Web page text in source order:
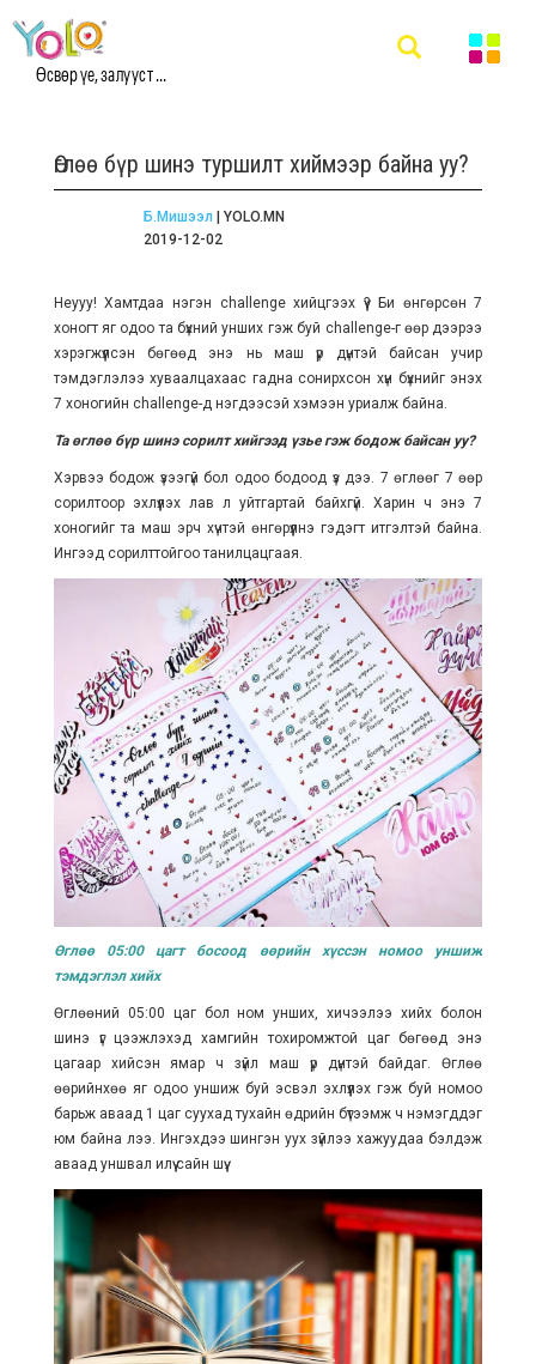
Өсвөр үе, залууст ...
Өглөө бүр шинэ туршилт хиймээр байна уу?
Б.Мишээл | YOLO.MN
2019-12-02
Heyyy! Хамтдаа нэгэн challenge хийцгээх үү? Би өнгөрсөн 7
хоногт яг одоо та бүхний унших гэж буй challenge-г өөр дээрээ
хэрэгжүүлсэн бөгөөд энэ нь маш үр дүнтэй байсан учир
тэмдэглэлээ хуваалцахаас гадна сонирхсон хүн бүхнийг энэхүү
7 хоногийн challenge-д нэгдээсэй хэмээн уриалж байна.
Та өглөө бүр шинэ сорилт хийгээд үзье гэж бодож байсан уу?
Хэрвээ бодож үзээгүй бол одоо бодоод үз дээ. 7 өглөөг 7 өөр
сорилтоор эхлүүлэх лав л уйтгартай байхгүй. Харин ч энэ 7
хоногийг та маш эрч хүчтэй өнгөрүүлнэ гэдэгт итгэлтэй байна.
Ингээд сорилттойгоо танилцацгаая.
Өглөө 05:00 цагт босоод өөрийн хүссэн номоо уншиж
тэмдэглэл хийх
Өглөөний 05:00 цаг бол ном унших, хичээлээ хийх болон
шинэ үг цээжлэхэд хамгийн тохиромжтой цаг бөгөөд энэ
цагаар хийсэн ямар ч зүйл маш үр дүнтэй байдаг. Өглөө
өөрийнхөө яг одоо уншиж буй эсвэл эхлүүлэх гэж буй номоо
барьж аваад 1 цаг суухад тухайн өдрийн бүтээмж ч нэмэгддэг
юм байна лээ. Ингэхдээ шингэн уух зүйлээ хажуудаа бэлдэж
аваад уншвал илүү сайн шүү.